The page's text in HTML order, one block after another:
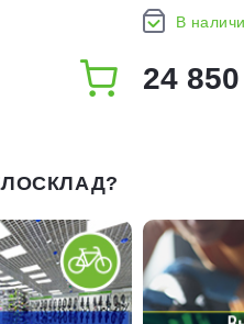
В
24